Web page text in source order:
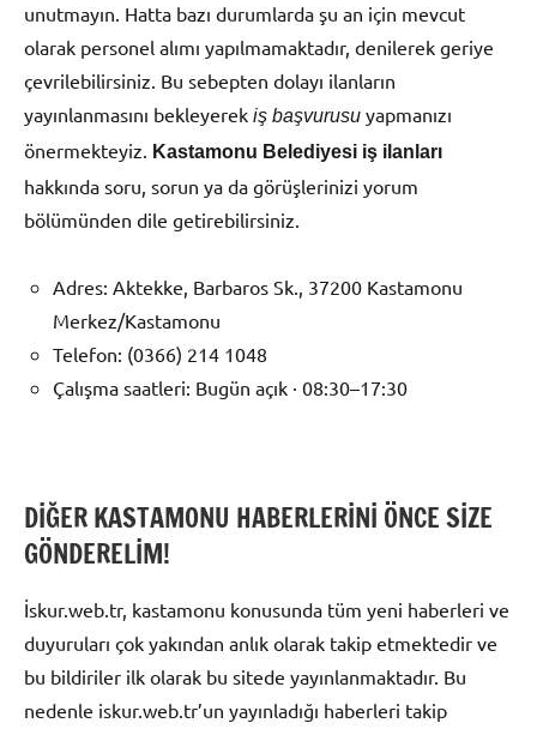
unutmayın. Hatta bazı durumlarda şu an için mevcut
olarak personel alımı yapılmamaktadır, denilerek geriye
çevrilebilirsiniz. Bu sebepten dolayı ilanların
yayınlanmasını bekleyerek iş başvurusu yapmanızı
önermekteyiz. Kastamonu Belediyesi iş ilanları
hakkında soru, sorun ya da görüşlerinizi yorum
bölümünden dile getirebilirsiniz.
Adres: Aktekke, Barbaros Sk., 37200 Kastamonu
Merkez/Kastamonu
Telefon: (0366) 214 1048
Çalışma saatleri: Bugün açık · 08:30–17:30
DİĞER KASTAMONU HABERLERİNİ ÖNCE SİZE
GÖNDERELİM!
İskur.web.tr, kastamonu konusunda tüm yeni haberleri ve
duyuruları çok yakından anlık olarak takip etmektedir ve
bu bildiriler ilk olarak bu sitede yayınlanmaktadır. Bu
nedenle iskur.web.tr’un yayınladığı haberleri takip